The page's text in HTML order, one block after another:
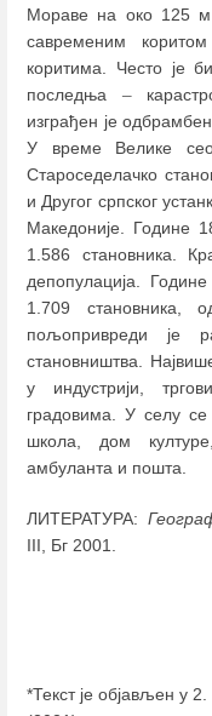
Мораве на око 125 м
савременим
коритима. Често је
последња –
изграђен је
У време Велике
Староседелачко
и Другог српског
Македоније. Године
1.586 становника.
депопулација.
1.709
пољопривреди је
становништва.
у индустрији,
градовима. У селу
школа, дом
амбуланта и пошта.
ЛИТЕРАТУРА:
III, Бг 2001.
*Текст је објављен у